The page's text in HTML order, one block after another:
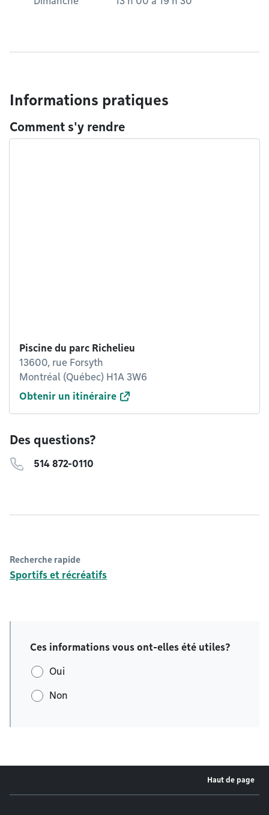
Informations pratiques
Comment s'y rendre
Piscine du parc Richelieu
13600, rue Forsyth
Montréal (Québec) H1A 3W6
Obtenir un itinéraire
Des questions?
514 872-0110
Recherche rapide
Sportifs et récréatifs
Ces informations vous ont-elles été utiles?
Oui
Non
Haut de page